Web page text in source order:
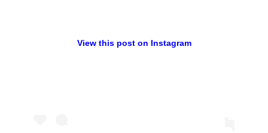
View this post on Instagram